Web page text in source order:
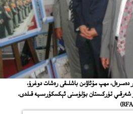
دەمىرەل، مھپ مۇئاۋىن باشلىقى رەشات دوغرۇ،
شەرقىي تۈركىستان بۆلۈمىنى ئېكسكۇرسىيە قىلدى.